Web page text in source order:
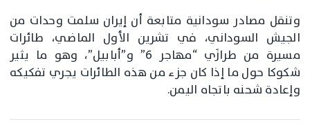
وتنقل مصادر سودانية متابعة أن إيران سلمت وحدات من
الجيش السوداني، في تشرين الأول الماضي، طائرات
مسيرة من طرازَي “مهاجر 6” و”أبابيل”، وهو ما يثير
شكوكا حول ما إذا كان جزء من هذه الطائرات يجري تفكيكه
وإعادة شحنه باتجاه اليمن.